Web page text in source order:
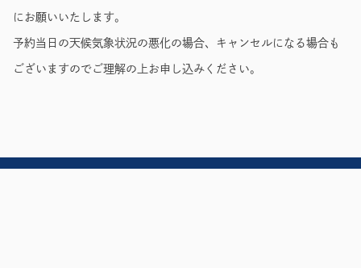
にお願いいたします。
予約当日の天候気象状況の悪化の場合、キャンセルになる場合も
ございますのでご理解の上お申し込みください。